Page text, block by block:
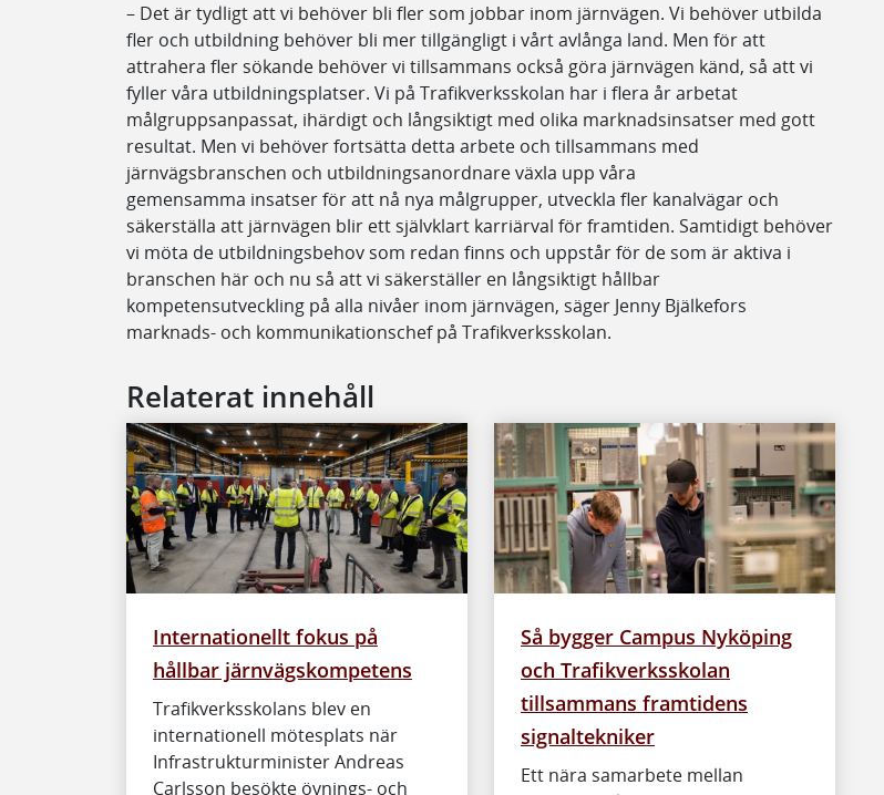
– Det är tydligt att vi behöver bli fler som jobbar inom järnvägen. Vi behöver utbilda
fler och utbildning behöver bli mer tillgängligt i vårt avlånga land. Men för att
attrahera fler sökande behöver vi tillsammans också göra järnvägen känd, så att vi
fyller våra utbildningsplatser. Vi på Trafikverksskolan har i flera år arbetat
målgruppsanpassat, ihärdigt och långsiktigt med olika marknadsinsatser med gott
resultat. Men vi behöver fortsätta detta arbete och tillsammans med
järnvägsbranschen och utbildningsanordnare växla upp våra
gemensamma insatser för att nå nya målgrupper, utveckla fler kanalvägar och
säkerställa att järnvägen blir ett självklart karriärval för framtiden. Samtidigt behöver
vi möta de utbildningsbehov som redan finns och uppstår för de som är aktiva i
branschen här och nu så att vi säkerställer en långsiktigt hållbar
kompetensutveckling på alla nivåer inom järnvägen, säger Jenny Bjälkefors
marknads- och kommunikationschef på Trafikverksskolan.
Relaterat innehåll
Internationellt fokus på
hållbar järnvägskompetens
Trafikverksskolans blev en
internationell mötesplats när
Infrastrukturminister Andreas
Carlsson besökte övnings- och
Så bygger Campus Nyköping
och Trafikverksskolan
tillsammans framtidens
signaltekniker
Ett nära samarbete mellan